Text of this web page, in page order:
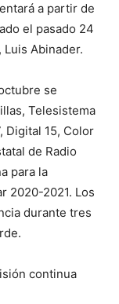
a partir de
el pasado 24
Abinader.
se
Telesistema
Digital 15, Color
de Radio
para la
2020-2021. Los
durante tres
continua